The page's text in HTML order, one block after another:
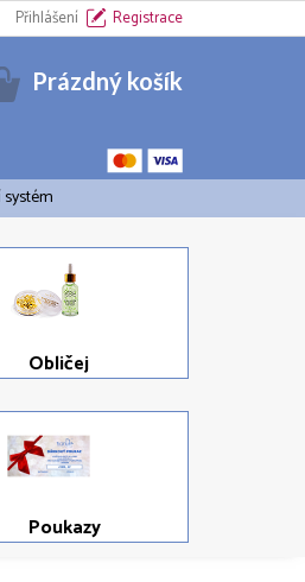
Cookies Doprava a platba
Přihlášení Registrace
Nákupní
Prázdný košík
Obličej
Poukazy